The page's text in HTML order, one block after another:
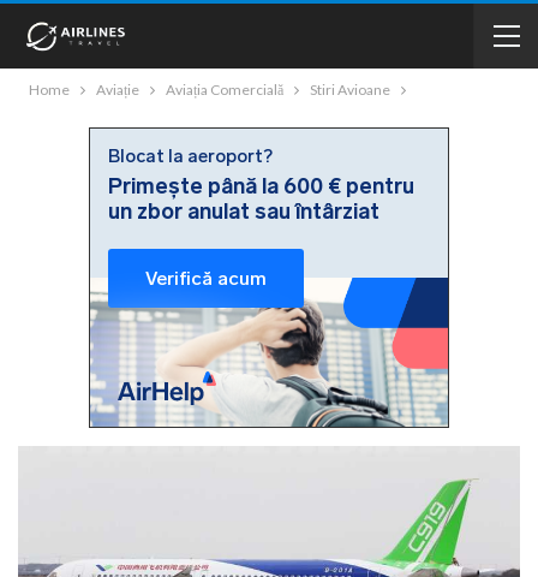
Home Aviație Aviația Comercială Stiri Avioane